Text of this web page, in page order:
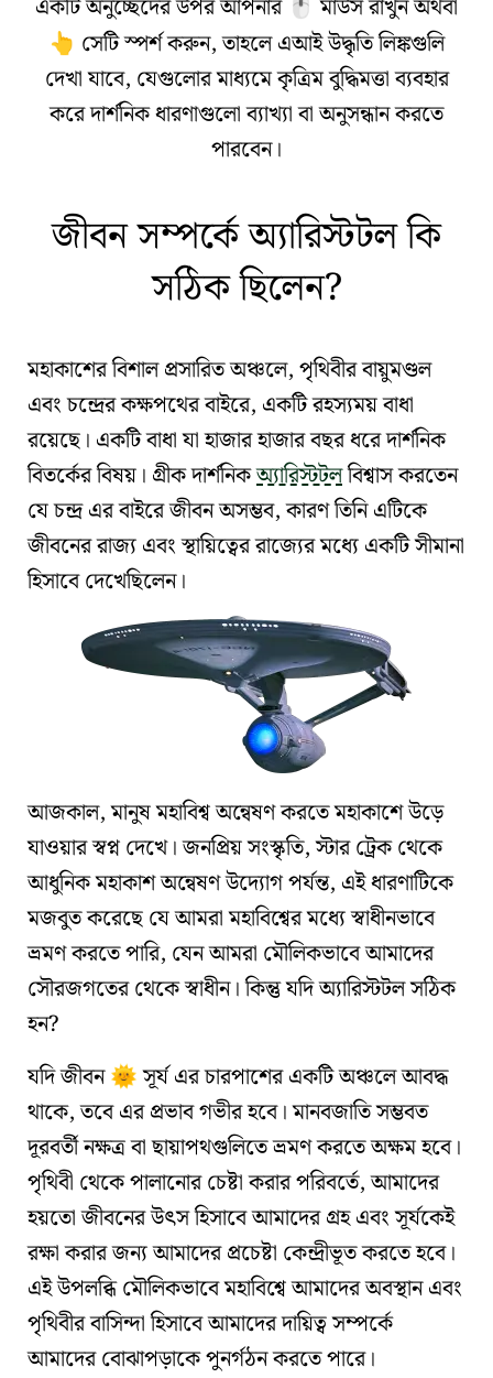
একটি অনুচ্ছেদের উপর আপনার 🖱️ মাউস রাখুন অথবা
👆 সেটি স্পর্শ করুন, তাহলে এআই উদ্ধৃতি লিঙ্কগুলি
দেখা যাবে, যেগুলোর মাধ্যমে কৃত্রিম বুদ্ধিমত্তা ব্যবহার
করে দার্শনিক ধারণাগুলো ব্যাখ্যা বা অনুসন্ধান করতে
পারবেন।
জীবন সম্পর্কে অ্যারিস্টটল কি
সঠিক ছিলেন?
মহাকাশের বিশাল প্রসারিত অঞ্চলে,পৃথিবীর বায়ুমণ্ডল
এবং চন্দ্রের কক্ষপথের বাইরে, একটিরহস্যময় বাধা
রয়েছে। একটি বাধা যাহাজার হাজার বছর ধরে দার্শনিক
বিতর্কের বিষয়। গ্রীক দার্শনিকঅ্যারিস্টটলবিশ্বাস করতেন
যেচন্দ্রএর বাইরে জীবন অসম্ভব, কারণ তিনি এটিকে
জীবনের রাজ্য এবং স্থায়িত্বের রাজ্যের মধ্যে একটি সীমানা
হিসাবে দেখেছিলেন।
আজকাল, মানুষ মহাবিশ্ব অন্বেষণ করতে মহাকাশে উড়ে
যাওয়ার স্বপ্ন দেখে। জনপ্রিয় সংস্কৃতি,স্টার ট্রেকথেকে
আধুনিক মহাকাশ অন্বেষণ উদ্যোগপর্যন্ত, এই ধারণাটিকে
মজবুত করেছে যে আমরা মহাবিশ্বের মধ্যে স্বাধীনভাবে
ভ্রমণ করতে পারি, যেন আমরা মৌলিকভাবে আমাদের
সৌরজগতের থেকে স্বাধীন। কিন্তু যদি অ্যারিস্টটল সঠিক
হন?
যদি জীবন 🌞 সূর্যএর চারপাশের একটি অঞ্চলে আবদ্ধ
থাকে, তবে এর প্রভাব গভীর হবে। মানবজাতি সম্ভবত
দূরবর্তী নক্ষত্র বা ছায়াপথগুলিতেভ্রমণ করতে অক্ষম হবে।
পৃথিবী থেকে পালানোরচেষ্টা করার পরিবর্তে, আমাদের
হয়তো জীবনের উৎস হিসাবে আমাদের গ্রহ এবং সূর্যকেই
রক্ষা করার জন্য আমাদের প্রচেষ্টা কেন্দ্রীভূত করতে হবে।
এই উপলব্ধি মৌলিকভাবে মহাবিশ্বে আমাদের অবস্থান এবং
পৃথিবীর বাসিন্দা হিসাবে আমাদের দায়িত্ব সম্পর্কে
আমাদের বোঝাপড়াকে পুনর্গঠন করতে পারে।